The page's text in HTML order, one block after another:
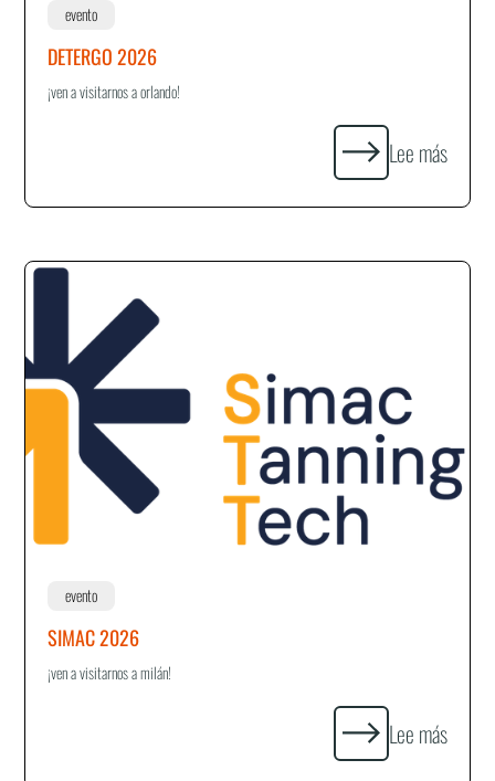
evento
DETERGO 2026
¡ven a visitarnos a orlando!
Lee más
evento
SIMAC 2026
¡ven a visitarnos a milán!
Lee más